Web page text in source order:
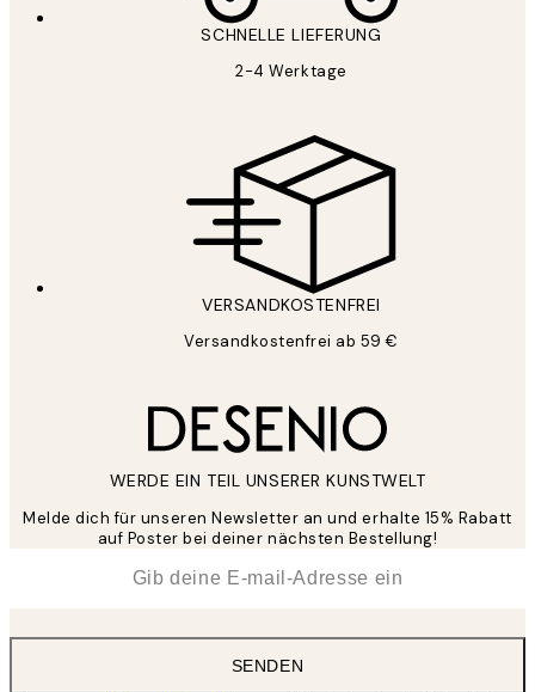
SCHNELLE LIEFERUNG
2-4 Werktage
VERSANDKOSTENFREI
Versandkostenfrei ab 59 €
WERDE EIN TEIL UNSERER KUNSTWELT
Melde dich für unseren Newsletter an und erhalte 15% Rabatt
auf Poster bei deiner nächsten Bestellung!
SENDEN